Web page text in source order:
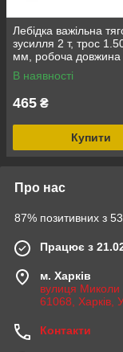
Лебідка важільна
зусилля 2 т, трос
мм, робоча довжина
0,75 м INTERTOOL
В наявності
465 ₴
Купити
Про нас
87% позитивних з
Працює з
м. Харків
вулиця Миколи
61068, Харків,
Контакти